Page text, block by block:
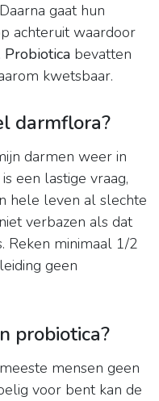
gaat hun
achteruit waardoor
Probiotica bevatten
kwetsbaar.
darmflora?
darmen weer in
is een lastige vraag,
hele leven al slechte
verbazen als dat
Reken minimaal 1/2
geen
probiotica?
mensen geen
voor bent kan de